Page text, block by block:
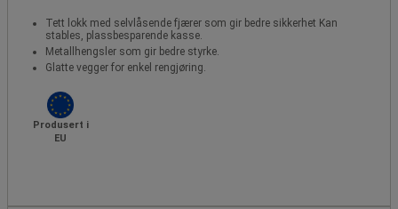
Tett lokk med selvlåsende fjærer som gir bedre sikkerhet Kan
stables, plassbesparende kasse.
Metallhengsler som gir bedre styrke.
Glatte vegger for enkel rengjøring.
Produsert i
EU